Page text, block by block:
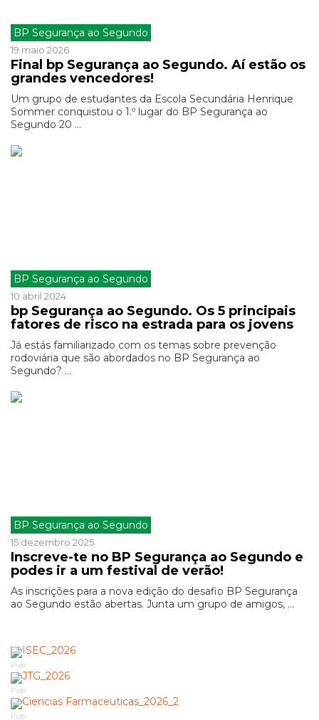
BP Segurança ao Segundo
19 maio 2026
Final bp Segurança ao Segundo. Aí estão os
grandes vencedores!
Um grupo de estudantes da Escola Secundária Henrique
Sommer conquistou o 1.º lugar do BP Segurança ao
Segundo 20 ...
BP Segurança ao Segundo
10 abril 2024
bp Segurança ao Segundo. Os 5 principais
fatores de risco na estrada para os jovens
Já estás familiarizado com os temas sobre prevenção
rodoviária que são abordados no BP Segurança ao
Segundo? ...
BP Segurança ao Segundo
15 dezembro 2025
Inscreve-te no BP Segurança ao Segundo e
podes ir a um festival de verão!
As inscrições para a nova edição do desafio BP Segurança
ao Segundo estão abertas. Junta um grupo de amigos, ...
Pub
Pub
Pub